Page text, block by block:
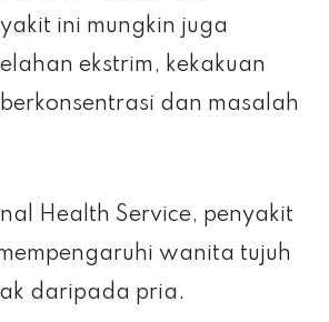
ini mungkin juga
ekstrim, kekakuan
dan masalah
Health Service, penyakit
wanita tujuh
daripada pria.